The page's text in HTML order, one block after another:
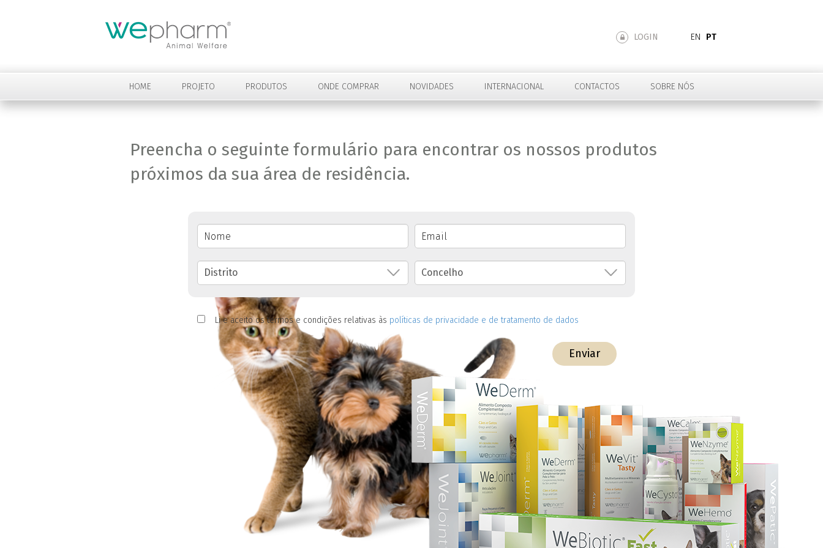
LOGIN EN PT
HOME PROJETO PRODUTOS ONDE COMPRAR NOVIDADES INTERNACIONAL CONTACTOS SOBRE NÓS
Preencha o seguinte formulário para encontrar os nossos produtos
próximos da sua área de residência.
Li e aceito os termos e condições relativas às políticas de privacidade e de tratamento de dados
Enviar